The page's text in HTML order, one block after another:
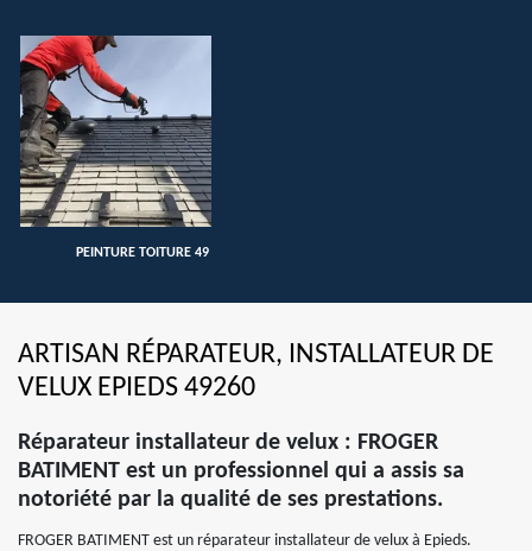
PEINTURE TOITURE 49
ARTISAN RÉPARATEUR, INSTALLATEUR DE
VELUX EPIEDS 49260
Réparateur installateur de velux : FROGER
BATIMENT est un professionnel qui a assis sa
notoriété par la qualité de ses prestations.
FROGER BATIMENT est un réparateur installateur de velux à Epieds.